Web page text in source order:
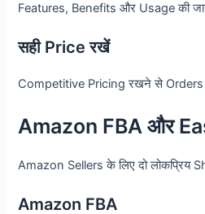
Features, Benefits और Usage की
सही Price रखें
Competitive Pricing रखने से Orders
Amazon FBA और
Amazon Sellers के लिए दो लोकप्रिय
Amazon FBA